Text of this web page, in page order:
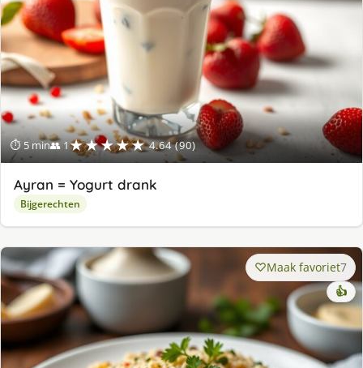
⏱ 5 min👥 1★★★★★ 4.64 (90)
Ayran = Yogurt drank
Bijgerechten
Maak favoriet7
👍